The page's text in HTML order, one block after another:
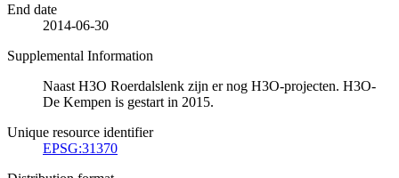
End date
2014-06-30
Supplemental Information
Naast H3O Roerdalslenk zijn er nog H3O-projecten. H3O-
De Kempen is gestart in 2015.
Unique resource identifier
EPSG:31370